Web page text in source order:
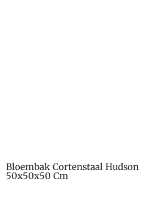
Bloembak Cortenstaal Hudson
50x50x50 Cm